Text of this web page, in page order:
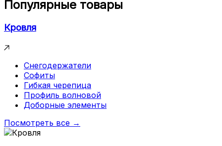
Популярные товары
Кровля
Снегодержатели
Софиты
Гибкая черепица
Профиль волновой
Доборные элементы
Посмотреть все →